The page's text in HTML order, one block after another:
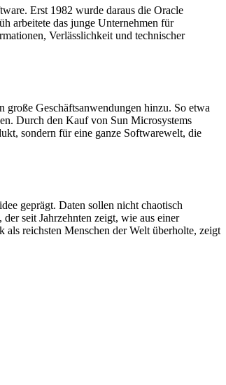
Erst 1982 wurde daraus die Oracle
arbeitete das junge Unternehmen für
Verlässlichkeit und technischer
Geschäftsanwendungen hinzu. So etwa
Durch den Kauf von Sun Microsystems
sondern für eine ganze Softwarewelt, die
geprägt. Daten sollen nicht chaotisch
seit Jahrzehnten zeigt, wie aus einer
reichsten Menschen der Welt überholte, zeigt